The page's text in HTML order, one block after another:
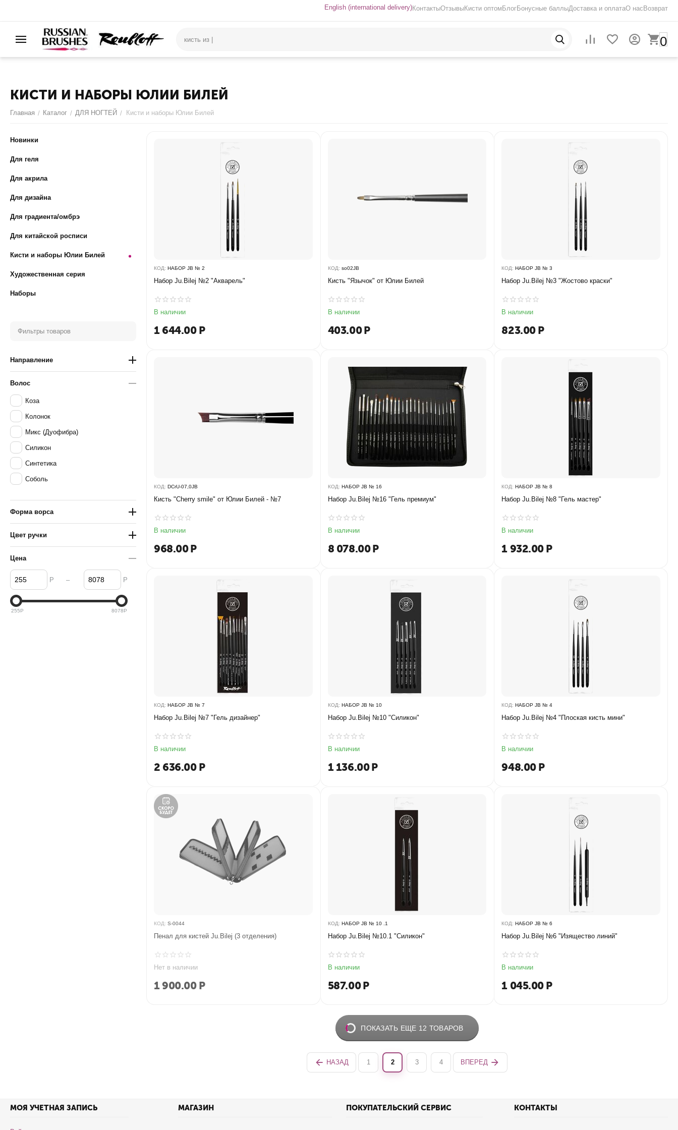
English (international delivery)КонтактыОтзывыКисти оптомБлогБонусные баллыДоставка и оплатаО насВозврат
0
КИСТИ И НАБОРЫ ЮЛИИ БИЛЕЙ
Главная / Каталог / ДЛЯ НОГТЕЙ / Кисти и наборы Юлии Билей
КОД: НАБОР JB № 2
Набор Ju.Bilej №2 "Акварель"
В наличии
1 644.00 Р
КОД: so02JB
Кисть "Язычок" от Юлии Билей
В наличии
403.00Р
КОД: НАБОР JB № 3
Набор Ju.Bilej №3 "Жостово краски"
В наличии
823.00 Р
КОД: DCrU-07,0JB
Кисть "Cherry smile" от Юлии Билей - №7
В наличии
968.00Р
КОД: НАБОР JB № 16
Набор Ju.Bilej №16 "Гель премиум"
В наличии
8 078.00Р
КОД: НАБОР JB № 8
Набор Ju.Bilej №8 "Гель мастер"
В наличии
1 932.00 Р
КОД: НАБОР JB № 7
Набор Ju.Bilej №7 "Гель дизайнер"
В наличии
2 636.00 Р
КОД: НАБОР JB № 10
Набор Ju.Bilej №10 "Силикон"
В наличии
1 136.00Р
КОД: НАБОР JB № 4
Набор Ju.Bilej №4 "Плоская кисть мини"
В наличии
948.00 Р
КОД: S-0044
Пенал для кистей Ju.Bilej (3 отделения)
Нет в наличии
1 900.00 Р
КОД: НАБОР JB № 10 .1
Набор Ju.Bilej №10.1 "Силикон"
В наличии
587.00Р
КОД: НАБОР JB № 6
Набор Ju.Bilej №6 "Изящество линий"
В наличии
1 045.00 Р
ПОКАЗАТЬ ЕЩЕ 12 ТОВАРОВ
НАЗАД 1 2 3 4 ВПЕРЕД
Новинки
Для геля
Для акрила
Для дизайна
Для градиента/омбрэ
Для китайской росписи
Кисти и наборы Юлии Билей
Художественная серия
Наборы
Фильтры товаров
Направление
Волос
Коза
Колонок
Микс (Дуофибра)
Силикон
Синтетика
Соболь
Форма ворса
Цвет ручки
Цена
Р – Р
255Р 8078Р
МОЯ УЧЕТНАЯ ЗАПИСЬ МАГАЗИН ПОКУПАТЕЛЬСКИЙ СЕРВИС КОНТАКТЫ